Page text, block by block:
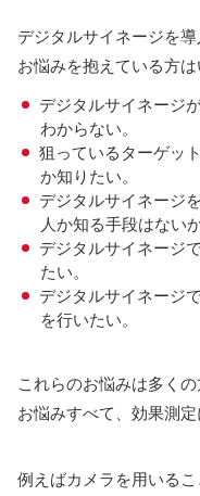
デジタルサイネージを
お悩みを抱えている方は
デジタルサイネージ
わからない。
狙っているターゲッ
か知りたい。
デジタルサイネージ
人か知る手段はないか
デジタルサイネージ
たい。
デジタルサイネージ
を行いたい。
これらのお悩みは多く
お悩みすべて、効果測定
例えばカメラを用いる